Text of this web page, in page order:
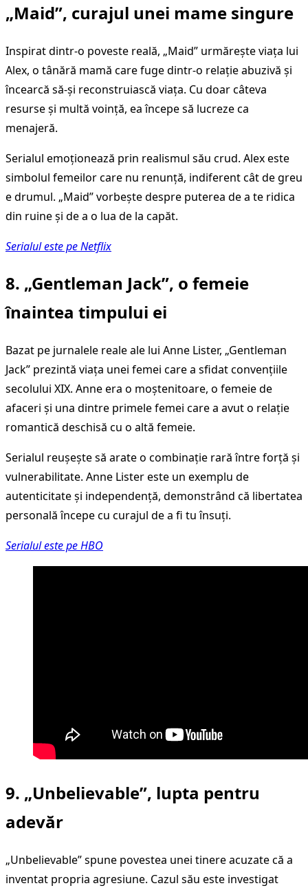
„Maid”, curajul unei mame singure
Inspirat dintr-o poveste reală, „Maid” urmărește viața lui
Alex, o tânără mamă care fuge dintr-o relație abuzivă și
încearcă să-și reconstruiască viața. Cu doar câteva
resurse și multă voință, ea începe să lucreze ca
menajeră.
Serialul emoționează prin realismul său crud. Alex este
simbolul femeilor care nu renunță, indiferent cât de greu
e drumul. „Maid” vorbește despre puterea de a te ridica
din ruine și de a o lua de la capăt.
Serialul este pe Netflix
8. „Gentleman Jack”, o femeie
înaintea timpului ei
Bazat pe jurnalele reale ale lui Anne Lister, „Gentleman
Jack” prezintă viața unei femei care a sfidat convențiile
secolului XIX. Anne era o moștenitoare, o femeie de
afaceri și una dintre primele femei care a avut o relație
romantică deschisă cu o altă femeie.
Serialul reușește să arate o combinație rară între forță și
vulnerabilitate. Anne Lister este un exemplu de
autenticitate și independență, demonstrând că libertatea
personală începe cu curajul de a fi tu însuți.
Serialul este pe HBO
9. „Unbelievable”, lupta pentru
adevăr
„Unbelievable” spune povestea unei tinere acuzate că a
inventat propria agresiune. Cazul său este investigat